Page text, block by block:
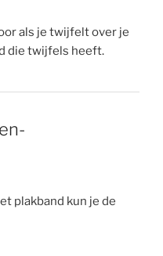
als je twijfelt over je
die twijfels heeft.
plakband kun je de